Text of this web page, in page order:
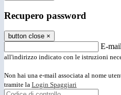
Recupero password
button close ×
E-mail
all'indirizzo indicato con le istruzioni
Non hai una e-mail associata al nome
tramite la Login Spaggiari